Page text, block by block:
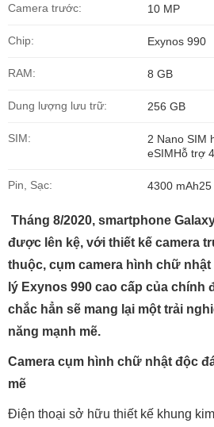
Camera trước: 10 MP
Chip: Exynos 990
RAM: 8 GB
Dung lượng lưu trữ: 256 GB
SIM:
2 Nano SIM
eSIMHỗ trợ
Pin, Sạc: 4300 mAh25
Tháng 8/2020, smartphone
được lên kệ, với thiết kế camera
thuộc, cụm camera hình chữ
lý Exynos 990 cao cấp của chính
chắc hẳn sẽ mang lại một trải
năng mạnh mẽ.
Camera cụm hình chữ nhật độc
mẽ
Điện thoại sở hữu thiết kế khung